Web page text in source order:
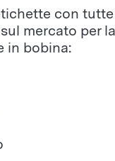
con
mercato per
in bobina: